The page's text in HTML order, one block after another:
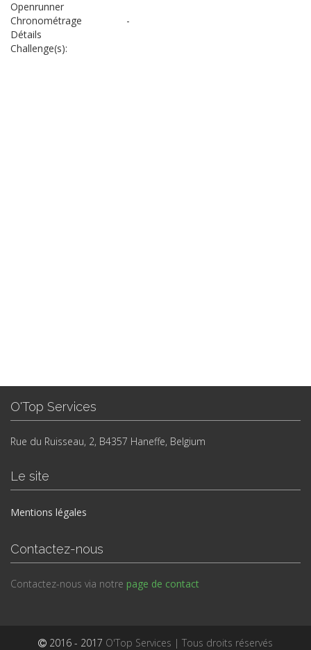
Openrunner
Chronométrage
-
Détails
Challenge(s):
O'Top Services
Rue du Ruisseau, 2, B4357 Haneffe, Belgium
Le site
Mentions légales
Contactez-nous
Contactez-nous via notre page de contact
2016 - 2017 O'Top Services | Tous droits réservés